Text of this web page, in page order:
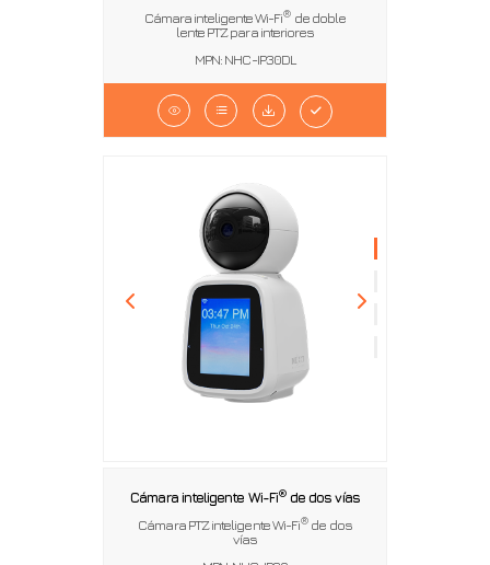
Cámara inteligente Wi-Fi® de doble
lente PTZ para interiores
MPN: NHC-IP30DL
Cámara inteligente Wi-Fi®de dos vías
Cámara PTZ inteligente Wi-Fi® de dos
vías